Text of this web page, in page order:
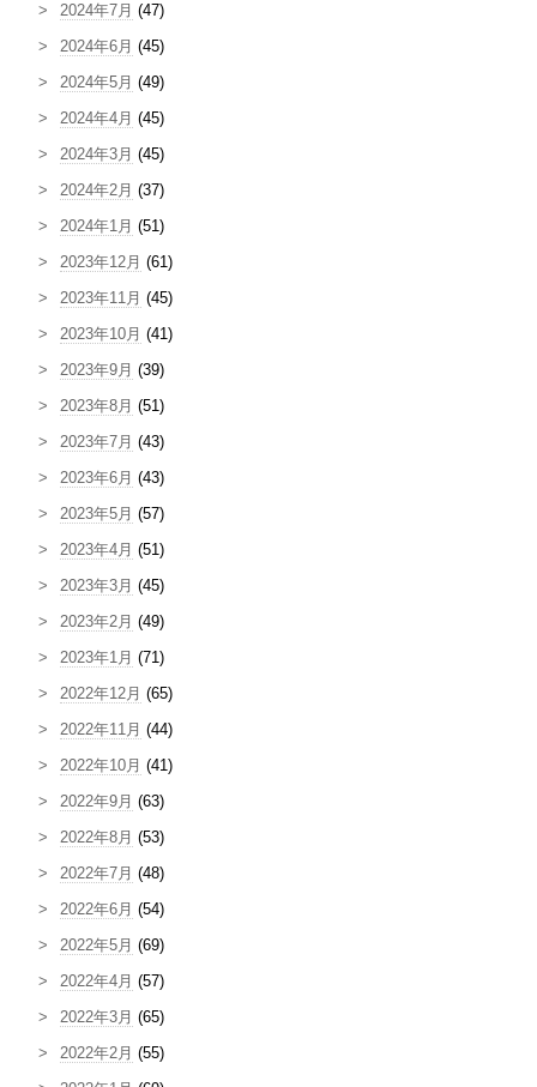
2024年7月 (47)
2024年6月 (45)
2024年5月 (49)
2024年4月 (45)
2024年3月 (45)
2024年2月 (37)
2024年1月 (51)
2023年12月 (61)
2023年11月 (45)
2023年10月 (41)
2023年9月 (39)
2023年8月 (51)
2023年7月 (43)
2023年6月 (43)
2023年5月 (57)
2023年4月 (51)
2023年3月 (45)
2023年2月 (49)
2023年1月 (71)
2022年12月 (65)
2022年11月 (44)
2022年10月 (41)
2022年9月 (63)
2022年8月 (53)
2022年7月 (48)
2022年6月 (54)
2022年5月 (69)
2022年4月 (57)
2022年3月 (65)
2022年2月 (55)